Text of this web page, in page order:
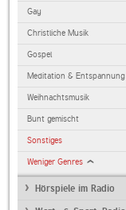
Gay
Christliche Musik
Gospel
Meditation & Entspannung
Weihnachtsmusik
Bunt gemischt
Sonstiges
Weniger Genres
Hörspiele im Radio